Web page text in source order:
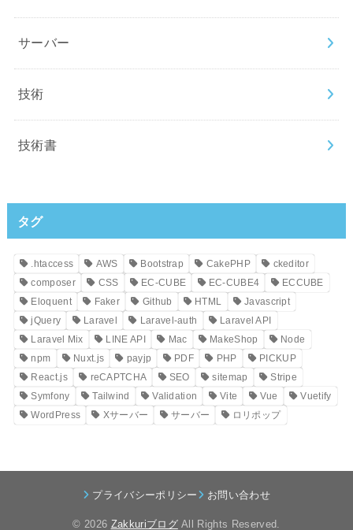
サーバー
技術
技術書
タグ
.htaccess AWS Bootstrap CakePHP
ckeditor
composer
CSS EC-CUBE EC-CUBE4
ECCUBE
Eloquent
Faker Github HTML
Javascript
jQuery
Laravel Laravel-auth
Laravel API
Laravel Mix
LINE API Mac MakeShop
Node
npm
Nuxt.js payjp PDF PHP
PICKUP
React.js
reCAPTCHA SEO sitemap
Stripe
Symfony
Tailwind Validation Vite Vue
Vuetify
WordPress
Xサーバー サーバー ロリポップ
プライバシーポリシー お問い合わせ
© 2026 ZakkuriブログAll Rights Reserved.